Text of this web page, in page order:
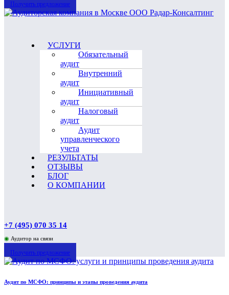
Получить предложение
УСЛУГИ
Обязательный
аудит
Внутренний
аудит
Инициативный
аудит
Налоговый
аудит
Аудит
управленческого
учета
РЕЗУЛЬТАТЫ
ОТЗЫВЫ
БЛОГ
О КОМПАНИИ
+7 (495) 070 35 14
◉ Аудитор на связи
Получить предложение
Аудит по МСФО: принципы и этапы проведения аудита